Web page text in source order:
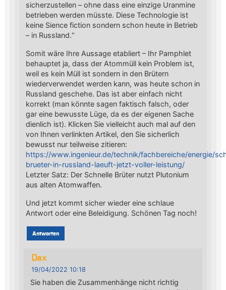
sicherzustellen – ohne dass eine einzige Uranmine
betrieben werden müsste. Diese Technologie ist
keine Sience fiction sondern schon heute in Betrieb
– in Russland.“
Somit wäre Ihre Aussage etabliert – Ihr Pamphlet
behauptet ja, dass der Atommüll kein Problem ist,
weil es kein Müll ist sondern in den Brütern
wiederverwendet werden kann, was heute schon in
Russland geschehe. Das ist aber einfach nicht
korrekt (man könnte sagen faktisch falsch, oder
gar eine bewusste Lüge, da es der eigenen Sache
dienlich ist). Klicken Sie vielleicht auch mal auf den
von Ihnen verlinkten Artikel, den Sie sicherlich
bewusst nur teilweise zitieren:
https://www.ingenieur.de/technik/fachbereiche/energie/
brueter-in-russland-laeuft-jetzt-voller-leistung/
Letzter Satz: Der Schnelle Brüter nutzt Plutonium
aus alten Atomwaffen.
Und jetzt kommt sicher wieder eine schlaue
Antwort oder eine Beleidigung. Schönen Tag noch!
Antworten
Dax
19/04/2022 10:18
Sie haben die Zusammenhänge nicht richtig